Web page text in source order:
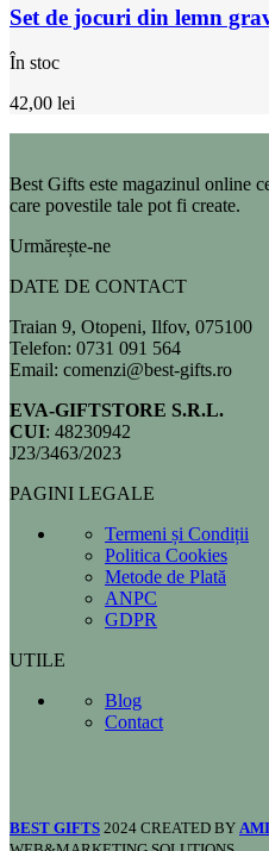
Set de jocuri din lemn
În stoc
42,00 lei
Best Gifts este magazinul online
care povestile tale pot fi create.
Urmărește-ne
DATE DE CONTACT
Traian 9, Otopeni, Ilfov, 075100
Telefon: 0731 091 564
Email: comenzi@best-gifts.ro
EVA-GIFTSTORE S.R.L.
CUI: 48230942
J23/3463/2023
PAGINI LEGALE
Termeni și Condiții
Politica Cookies
Metode de Plată
ANPC
GDPR
UTILE
Blog
Contact
BEST GIFTS 2024 CREATED BY